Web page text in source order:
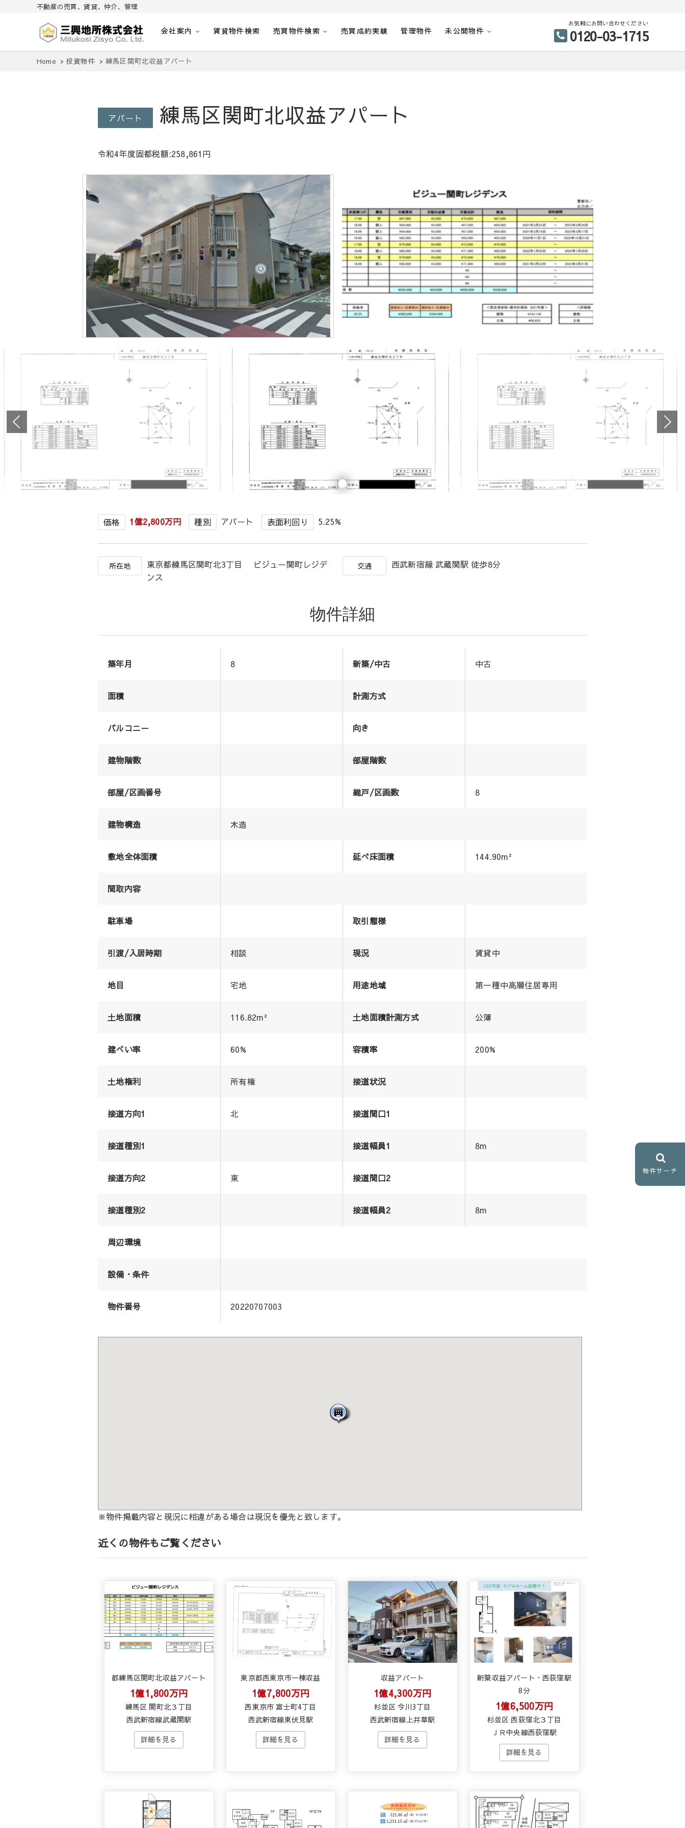
不動産の売買、賃貸、仲介、管理
三興地所株式会社
不動産の売買、賃貸、仲介、管理
会社案内 賃貸物件検索 売買物件検索 売買成約実績 管理物件 未公開物件
お気軽にお問い合わせください
0120-03-1715
Home 投資物件 練馬区関町北収益アパート
アパート 練馬区関町北収益アパート
令和4年度固都税額:258,861円
価格 1億2,800万円 種別 アパート 表面利回り 5.25%
所在地
東京都練馬区関町北3丁目 ビジュー関町レジデ
ンス
交通 西武新宿線 武蔵関駅 徒歩8分
物件詳細
築年月 8 新築/中古 中古
面積 計測方式
バルコニー 向き
建物階数 部屋階数
部屋/区画番号 総戸/区画数 8
建物構造 木造
敷地全体面積 延べ床面積 144.90m²
間取内容
駐車場 取引態様
引渡/入居時期 相談 現況 賃貸中
地目 宅地 用途地域 第一種中高層住居専用
土地面積 116.82m² 土地面積計測方式 公簿
建ぺい率 60% 容積率 200%
土地権利 所有権 接道状況
接道方向1 北 接道間口1
接道種別1 接道幅員1 8m
接道方向2 東 接道間口2
接道種別2 接道幅員2 8m
周辺環境
設備・条件
物件番号 20220707003
※物件掲載内容と現況に相違がある場合は現況を優先と致します。
近くの物件もご覧ください
都練馬区関町北収益アパート
1億1,800万円
練馬区 関町北３丁目
西武新宿線武蔵関駅
東京都西東京市一棟収益
1億7,800万円
西東京市 富士町4丁目
西武新宿線東伏見駅
収益アパート
1億4,300万円
杉並区 今川3丁目
西武新宿線上井草駅
新築収益アパート・西荻窪駅
8分
1億6,500万円
杉並区 西荻窪北３丁目
ＪＲ中央線西荻窪駅
物件サーチ